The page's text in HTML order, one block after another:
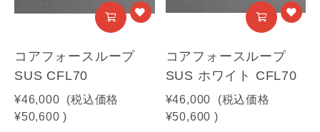
コアフォースループ
SUS CFL70
¥46,000
(税込価格
¥50,600 )
コアフォースループ
SUS ホワイト CFL70
¥46,000
(税込価格
¥50,600 )